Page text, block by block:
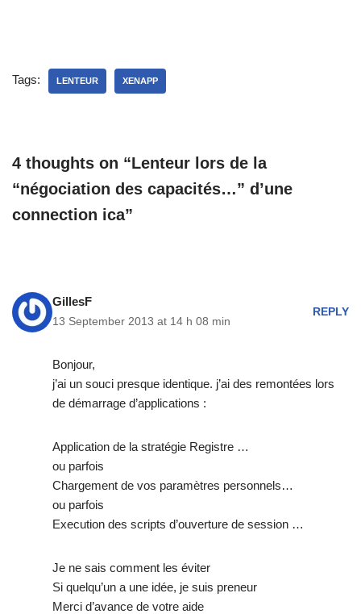
Tags: LENTEUR XENAPP
4 thoughts on “Lenteur lors de la
“négociation des capacités…” d’une
connection ica”
GillesF
13 September 2013 at 14 h 08 min
REPLY
Bonjour,
j’ai un souci presque identique. j’ai des remontées lors
de démarrage d’applications :
Application de la stratégie Registre …
ou parfois
Chargement de vos paramètres personnels…
ou parfois
Execution des scripts d’ouverture de session …
Je ne sais comment les éviter
Si quelqu’un a une idée, je suis preneur
Merci d’avance de votre aide